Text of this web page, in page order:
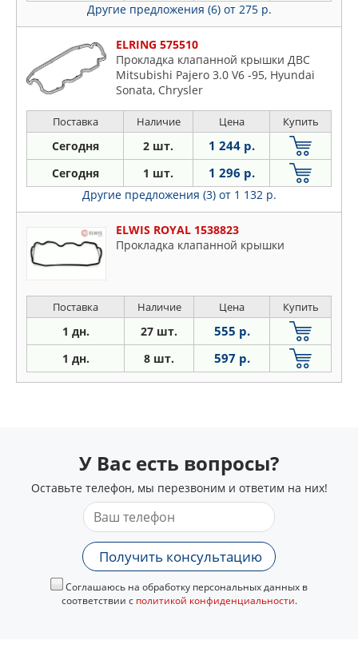
Другие предложения (6) от 275 р.
ELRING 575510
Прокладка клапанной крышки ДВС
Mitsubishi Pajero 3.0 V6 -95, Hyundai
Sonata, Chrysler
Поставка Наличие Цена Купить
Сегодня 2 шт. 1 244 р.
Сегодня 1 шт. 1 296 р.
Другие предложения (3) от 1 132 р.
ELWIS ROYAL 1538823
Прокладка клапанной крышки
Поставка Наличие Цена Купить
1 дн. 27 шт. 555 р.
1 дн. 8 шт. 597 р.
У Вас есть вопросы?
Оставьте телефон, мы перезвоним и ответим на них!
Получить консультацию
Соглашаюсь на обработку персональных данных в
соответствии с политикой конфиденциальности.